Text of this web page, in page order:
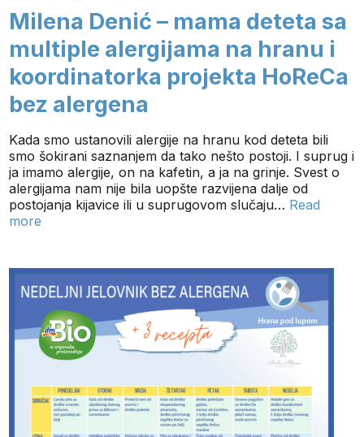
Milena Denić – mama deteta sa
multiple alergijama na hranu i
koordinatorka projekta HoReCa
bez alergena
Kada smo ustanovili alergije na hranu kod deteta bili
smo šokirani saznanjem da tako nešto postoji. I suprug i
ja imamo alergije, on na kafetin, a ja na grinje. Svest o
alergijama nam nije bila uopšte razvijena dalje od
postojanja kijavice ili u suprugovom slučaju… Read
more